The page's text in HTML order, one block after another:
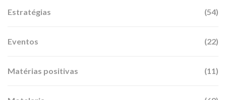
Estratégias (54)
Eventos (22)
Matérias positivas (11)